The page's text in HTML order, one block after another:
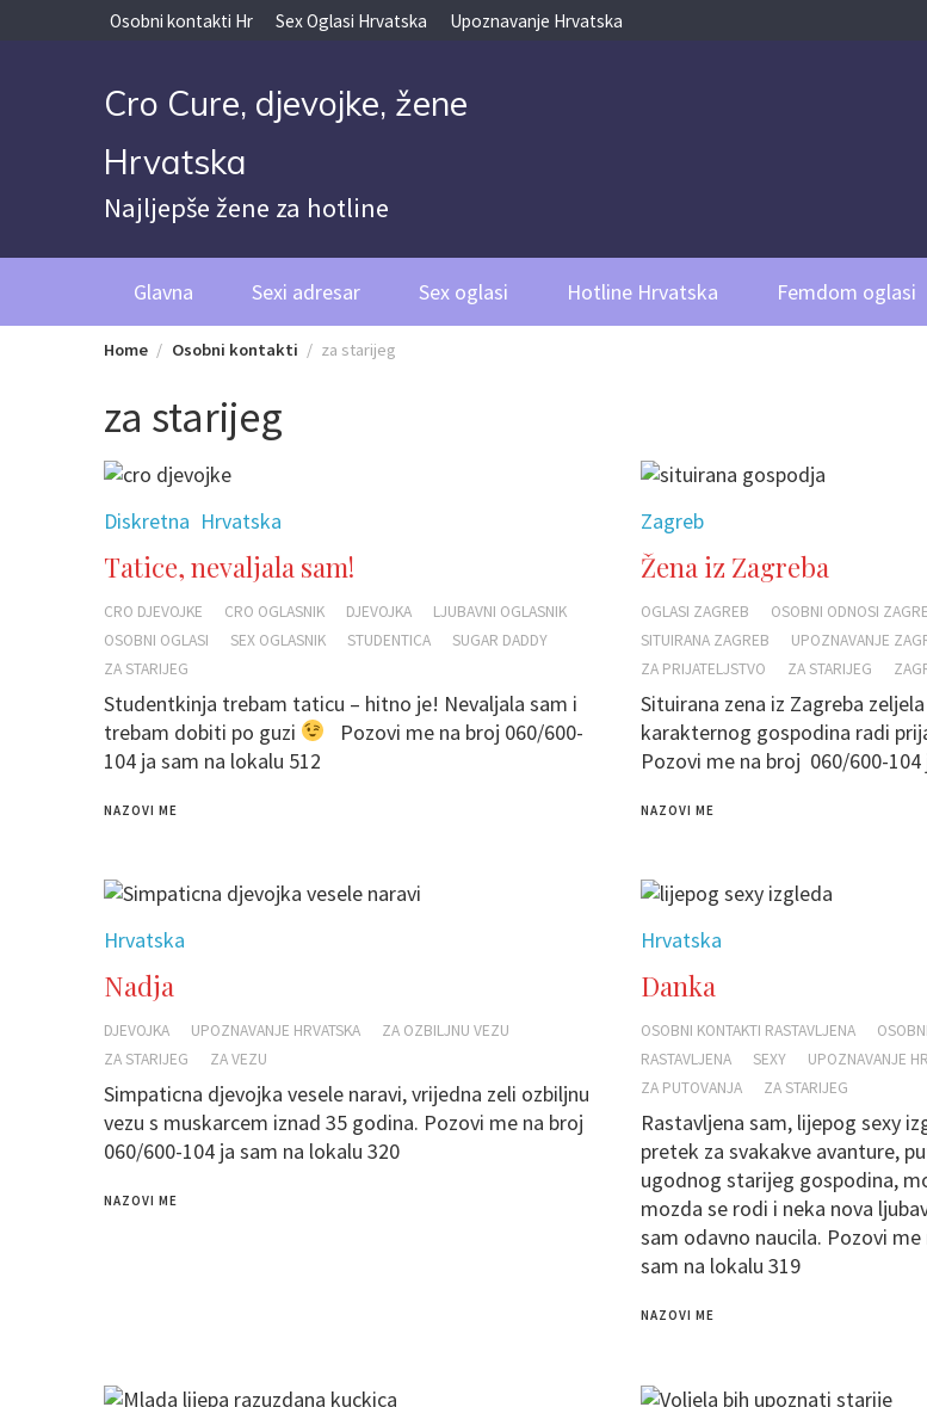
Osobni kontakti Hr Sex Oglasi Hrvatska Upoznavanje Hrvatska
Cro Cure, djevojke, žene
Hrvatska
Najljepše žene za hotline
Glavna Sexi adresar Sex oglasi Hotline Hrvatska Femdom oglasi
Home Osobni kontakti za starijeg
za starijeg
Diskretna Hrvatska
Tatice, nevaljala sam!
CRO DJEVOJKE CRO OGLASNIK DJEVOJKA
LJUBAVNI OGLASNIK
OSOBNI OGLASI
SEX OGLASNIK STUDENTICA
SUGAR DADDY
ZA STARIJEG
Studentkinja trebam taticu – hitno je! Nevaljala sam i
trebam dobiti po guzi
Pozovi me na broj 060/600-
104 ja sam na lokalu 512
NAZOVI ME
Zagreb
Žena iz Zagreba
OGLASI ZAGREB OSOBNI ODNOSI
SITUIRANA ZAGREB
UPOZNAVANJE
ZA PRIJATELJSTVO
ZA STARIJEG
Situirana zena iz Zagreba
karakternog gospodina radi
Pozovi me na broj 060/600-
NAZOVI ME
Hrvatska
Nadja
DJEVOJKA UPOZNAVANJE HRVATSKA
ZA OZBILJNU VEZU
ZA STARIJEG
ZA VEZU
Simpaticna djevojka vesele naravi, vrijedna zeli ozbiljnu
vezu s muskarcem iznad 35 godina. Pozovi me na broj
060/600-104 ja sam na lokalu 320
NAZOVI ME
Hrvatska
Danka
OSOBNI KONTAKTI RASTAVLJENA
RASTAVLJENA
SEXY UPOZNAVANJE
ZA PUTOVANJA
ZA STARIJEG
Rastavljena sam, lijepog sexy
pretek za svakakve avanture,
ugodnog starijeg gospodina,
mozda se rodi i neka nova
sam odavno naucila. Pozovi
sam na lokalu 319
NAZOVI ME